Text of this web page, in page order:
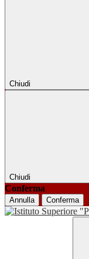
Chiudi
Chiudi
Conferma
Annulla Conferma